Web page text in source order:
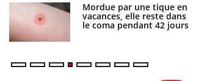
Mordue par une tique en
vacances, elle reste dans
le coma pendant 42 jours